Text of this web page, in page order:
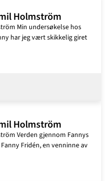
Holmström
Min undersøkelse hos
har jeg vært skikkelig giret
Holmström
Verden gjennom Fannys
Fridén, en venninne av